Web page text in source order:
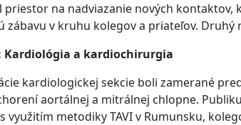
priestor na nadviazanie nových
zábavu v kruhu kolegov a priateľov.
Kardiológia a kardiochirurgia
kardiologickej sekcie boli zamerané
aortálnej a mitrálnej chlopne.
využitím metodiky TAVI v Rumunsku,